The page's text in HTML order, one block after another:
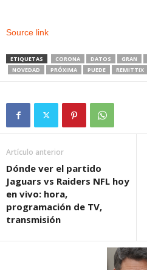
Source link
ETIQUETAS CORONA DATOS GRAN
NOVEDAD
PRÓXIMA PUEDE REMITTIX
Artículo anterior
Dónde ver el partido
Jaguars vs Raiders NFL hoy
en vivo: hora,
programación de TV,
transmisión